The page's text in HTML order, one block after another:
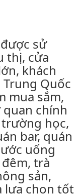
sử
thị, cửa
khách
Quốc
mua sắm,
chính
học,
bar, quán
uống
trà
sản,
lựa chọn tốt